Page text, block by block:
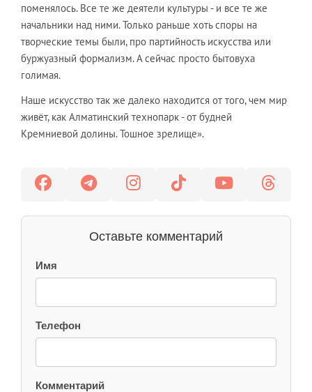
поменялось. Все те же деятели культуры - и все те же
начальники над ними. Только раньше хоть споры на
творческие темы были, про партийность искусства или
буржуазный формализм. А сейчас просто бытовуха
голимая.
Наше искусство так же далеко находится от того, чем мир
живёт, как Алматинский технопарк - от будней
Кремниевой долины. Тошное зрелище».
Оставьте комментарий
Имя
Телефон
Комментарий